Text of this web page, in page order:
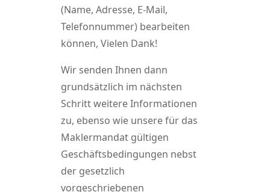
(Name, Adresse, E-Mail,
Telefonnummer) bearbeiten
können, Vielen Dank!
Wir senden Ihnen dann
grundsätzlich im nächsten
Schritt weitere Informationen
zu, ebenso wie unsere für das
Maklermandat gültigen
Geschäftsbedingungen nebst
der gesetzlich
vorgeschriebenen